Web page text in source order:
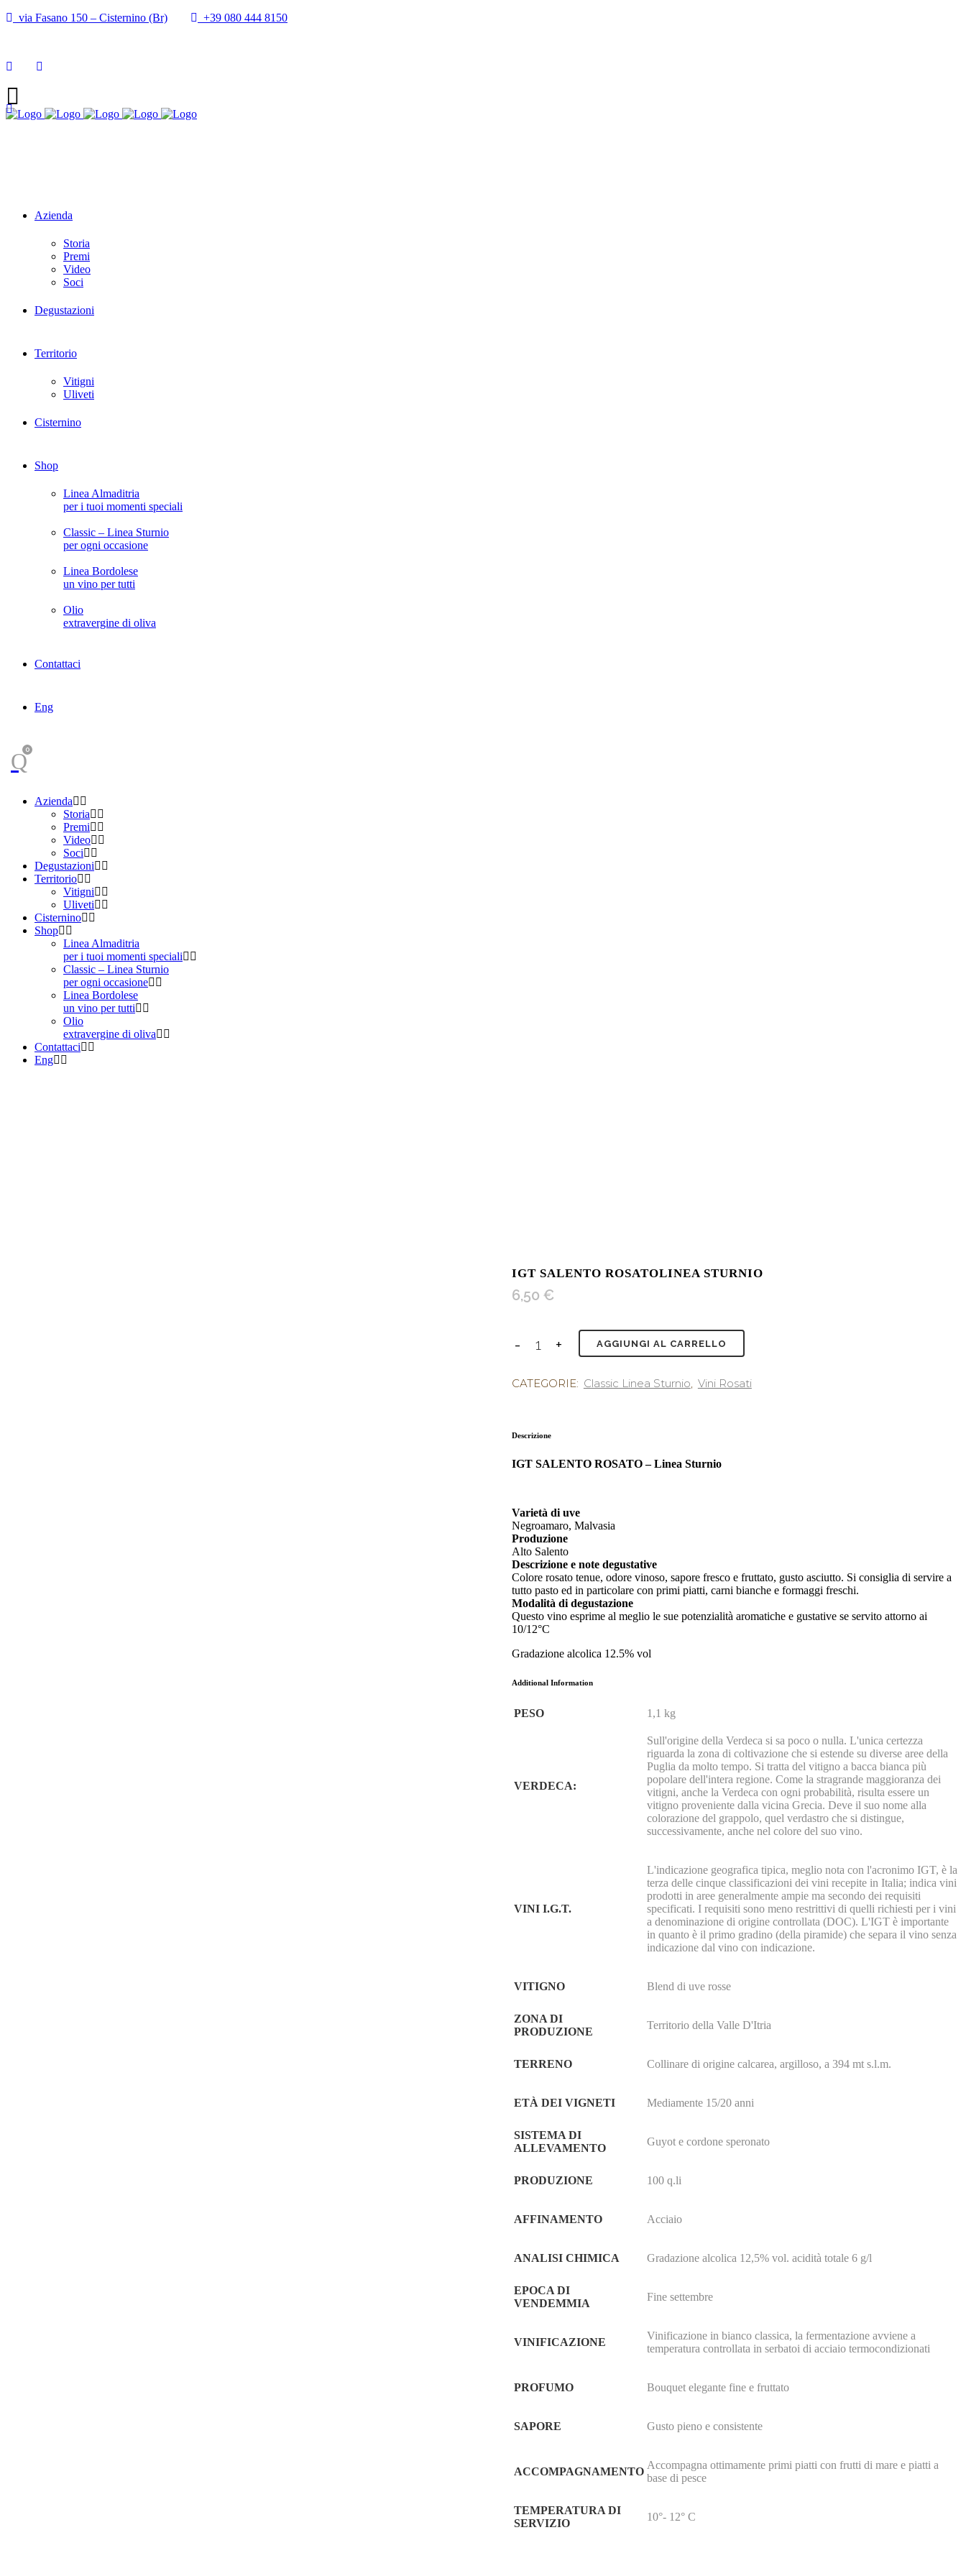
via Fasano 150 – Cisternino (Br) +39 080 444 8150
Azienda
Storia
Premi
Video
Soci
Degustazioni
Territorio
Vitigni
Uliveti
Cisternino
Shop
Linea Almaditria
per i tuoi momenti speciali
Classic – Linea Sturnio
per ogni occasione
Linea Bordolese
un vino per tutti
Olio
extravergine di oliva
Contattaci
Eng
0
Azienda
Storia
Premi
Video
Soci
Degustazioni
Territorio
Vitigni
Uliveti
Cisternino
Shop
Linea Almaditria
per i tuoi momenti speciali
Classic – Linea Sturnio
per ogni occasione
Linea Bordolese
un vino per tutti
Olio
extravergine di oliva
Contattaci
Eng
IGT SALENTO ROSATOLINEA STURNIO
6,50 €
AGGIUNGI AL CARRELLO
CATEGORIE: Classic Linea Sturnio, Vini Rosati
Descrizione
IGT SALENTO ROSATO – Linea Sturnio
Varietà di uve
Negroamaro, Malvasia
Produzione
Alto Salento
Descrizione e note degustative
Colore rosato tenue, odore vinoso, sapore fresco e fruttato, gusto asciutto. Si consiglia di servire a
tutto pasto ed in particolare con primi piatti, carni bianche e formaggi freschi.
Modalità di degustazione
Questo vino esprime al meglio le sue potenzialità aromatiche e gustative se servito attorno ai
10/12°C
Gradazione alcolica 12.5% vol
Additional Information
PESO 1,1 kg
VERDECA:
Sull'origine della Verdeca si sa poco o nulla. L'unica certezza
riguarda la zona di coltivazione che si estende su diverse aree della
Puglia da molto tempo. Si tratta del vitigno a bacca bianca più
popolare dell'intera regione. Come la stragrande maggioranza dei
vitigni, anche la Verdeca con ogni probabilità, risulta essere un
vitigno proveniente dalla vicina Grecia. Deve il suo nome alla
colorazione del grappolo, quel verdastro che si distingue,
successivamente, anche nel colore del suo vino.
VINI I.G.T.
L'indicazione geografica tipica, meglio nota con l'acronimo IGT, è la
terza delle cinque classificazioni dei vini recepite in Italia; indica vini
prodotti in aree generalmente ampie ma secondo dei requisiti
specificati. I requisiti sono meno restrittivi di quelli richiesti per i vini
a denominazione di origine controllata (DOC). L'IGT è importante
in quanto è il primo gradino (della piramide) che separa il vino senza
indicazione dal vino con indicazione.
VITIGNO Blend di uve rosse
ZONA DI
PRODUZIONE
Territorio della Valle D'Itria
TERRENO Collinare di origine calcarea, argilloso, a 394 mt s.l.m.
ETÀ DEI VIGNETI Mediamente 15/20 anni
SISTEMA DI
ALLEVAMENTO
Guyot e cordone speronato
PRODUZIONE 100 q.li
AFFINAMENTO Acciaio
ANALISI CHIMICA Gradazione alcolica 12,5% vol. acidità totale 6 g/l
EPOCA DI
VENDEMMIA
Fine settembre
VINIFICAZIONE
Vinificazione in bianco classica, la fermentazione avviene a
temperatura controllata in serbatoi di acciaio termocondizionati
PROFUMO Bouquet elegante fine e fruttato
SAPORE Gusto pieno e consistente
ACCOMPAGNAMENTO
Accompagna ottimamente primi piatti con frutti di mare e piatti a
base di pesce
TEMPERATURA DI
SERVIZIO
10°- 12° C